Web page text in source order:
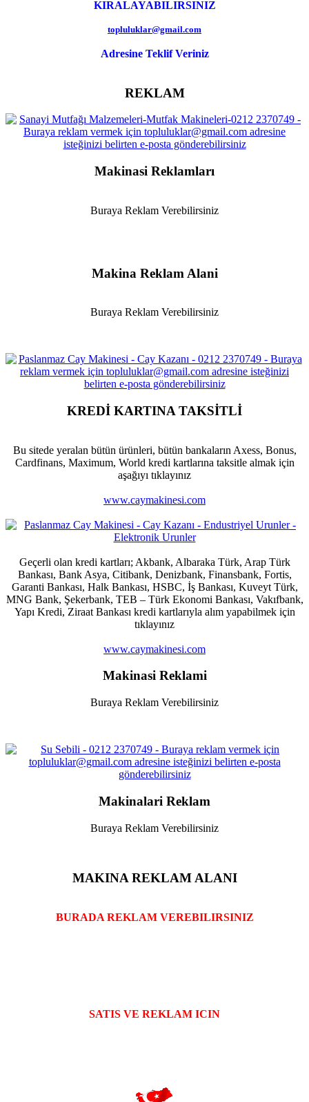
KIRALAYABILIRSINIZ
topluluklar@gmail.com
Adresine Teklif Veriniz
REKLAM
Makinasi Reklamları
Buraya Reklam Verebilirsiniz
Makina Reklam Alani
Buraya Reklam Verebilirsiniz
KREDİ KARTINA TAKSİTLİ
Bu sitede yeralan bütün ürünleri, bütün bankaların Axess, Bonus,
Cardfinans, Maximum, World kredi kartlarına taksitle almak için
aşağıyı tıklayınız
www.caymakinesi.com
Geçerli olan kredi kartları; Akbank, Albaraka Türk, Arap Türk
Bankası, Bank Asya, Citibank, Denizbank, Finansbank, Fortis,
Garanti Bankası, Halk Bankası, HSBC, İş Bankası, Kuveyt Türk,
MNG Bank, Şekerbank, TEB – Türk Ekonomi Bankası, Vakıfbank,
Yapı Kredi, Ziraat Bankası kredi kartlarıyla alım yapabilmek için
tıklayınız
www.caymakinesi.com
Makinasi Reklami
Buraya Reklam Verebilirsiniz
Makinalari Reklam
Buraya Reklam Verebilirsiniz
MAKINA REKLAM ALANI
BURADA REKLAM VEREBILIRSINIZ
SATIS VE REKLAM ICIN